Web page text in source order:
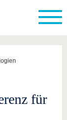
für